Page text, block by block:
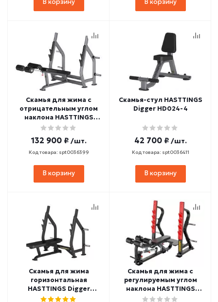
В корзину В корзину
Скамья для жима с
отрицательным углом
наклона HASTTINGS
Digger HD006-4
132 900 ₽ /шт.
Код товара: spt0036399
В корзину
Скамья-стул HASTTINGS
Digger HD024-4
42 700 ₽ /шт.
Код товара: spt0036411
В корзину
Скамья для жима
горизонтальная
HASTTINGS Digger
HD004-4
Скамья для жима с
регулируемым углом
наклона HASTTINGS
Digger HD036-5